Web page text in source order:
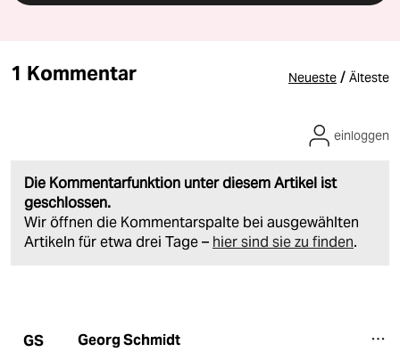
1 Kommentar Neueste / Älteste
Die Kommentarfunktion unter diesem Artikel ist
geschlossen.
Wir öffnen die Kommentarspalte bei ausgewählten
Artikeln für etwa drei Tage – hier sind sie zu finden.
einloggen
GS Georg Schmidt